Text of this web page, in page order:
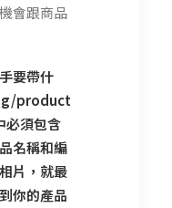
會跟商品
要帶什
product
必須包含
名稱和編
片，就最
你的產品